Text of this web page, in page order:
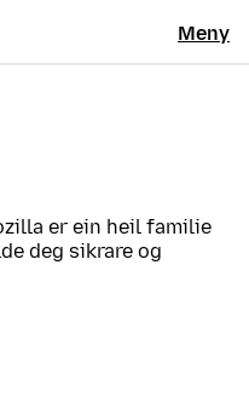
Meny
er ein heil familie
deg sikrare og